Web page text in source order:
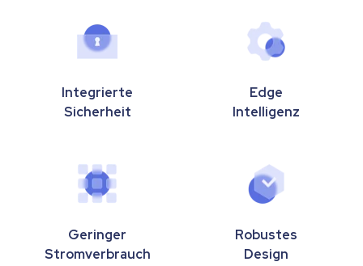
Integrierte
Sicherheit
Edge
Intelligenz
Geringer
Stromverbrauch
Robustes
Design